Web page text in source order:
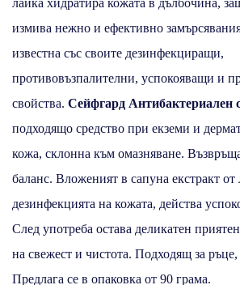
лайка хидратира кожата в дълбочина,
измива нежно и ефективно
известна със своите дезинфекциращи,
противовъзпалителни, успокояващи и
свойства. Сейфгард Антибактериален
подходящо средство при екземи и
кожа, склонна към омазняване.
баланс. Вложеният в сапуна екстракт от
дезинфекцията на кожата, действа
След употреба остава деликатен
на свежест и чистота. Подходящ за
Предлага се в опаковка от 90 грама.